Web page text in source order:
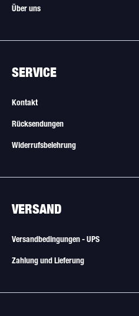
Über uns
SERVICE
Kontakt
Rücksendungen
Widerrufsbelehrung
VERSAND
Versandbedingungen - UPS
Zahlung und Lieferung